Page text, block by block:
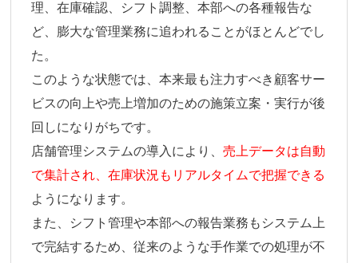
理、在庫確認、シフト調整、本部への各種報告な
ど、膨大な管理業務に追われることがほとんどでし
た。
このような状態では、本来最も注力すべき顧客サー
ビスの向上や売上増加のための施策立案・実行が後
回しになりがちです。
店舗管理システムの導入により、売上データは自動
で集計され、在庫状況もリアルタイムで把握できる
ようになります。
また、シフト管理や本部への報告業務もシステム上
で完結するため、従来のような手作業での処理が不